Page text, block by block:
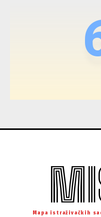
Mapa istraživačkih